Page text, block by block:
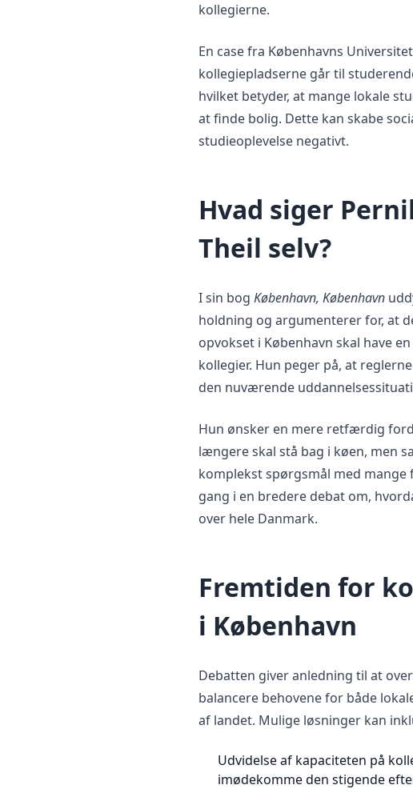
kollegierne.
En case fra Københavns
kollegiepladserne går til
hvilket betyder, at mange lokale
at finde bolig. Dette kan skabe
studieoplevelse negativt.
Hvad siger
Theil selv?
I sin bog København, København
holdning og argumenterer for, at
opvokset i København skal have
kollegier. Hun peger på, at
den nuværende
Hun ønsker en mere retfærdig
længere skal stå bag i køen, men
komplekst spørgsmål med mange
gang i en bredere debat om,
over hele Danmark.
Fremtiden for
i København
Debatten giver anledning til at
balancere behovene for både
af landet. Mulige løsninger kan
Udvidelse af kapaciteten på
imødekomme den stigende